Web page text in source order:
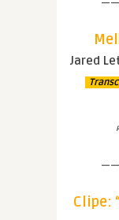
Jared
Clipe: